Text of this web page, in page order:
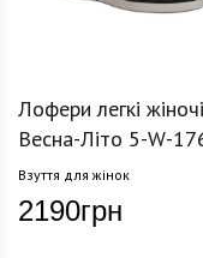
Лофери легкі жіночі
Весна-Літо 5-W-
Взуття для жінок
2190грн